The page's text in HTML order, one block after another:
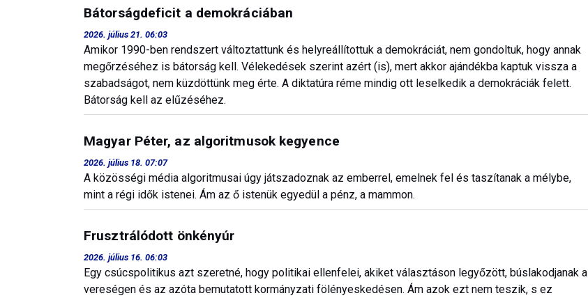
Bátorságdeficit a demokráciában
2026. július 21. 06:03
Amikor 1990-ben rendszert változtattunk és helyreállítottuk a demokráciát, nem gondoltuk, hogy annak
megőrzéséhez is bátorság kell. Vélekedések szerint azért (is), mert akkor ajándékba kaptuk vissza a
szabadságot, nem küzdöttünk meg érte. A diktatúra réme mindig ott leselkedik a demokráciák felett.
Bátorság kell az elűzéséhez.
Magyar Péter, az algoritmusok kegyence
2026. július 18. 07:07
A közösségi média algoritmusai úgy játszadoznak az emberrel, emelnek fel és taszítanak a mélybe,
mint a régi idők istenei. Ám az ő istenük egyedül a pénz, a mammon.
Frusztrálódott önkényúr
2026. július 16. 06:03
Egy csúcspolitikus azt szeretné, hogy politikai ellenfelei, akiket választáson legyőzött, búslakodjanak a
vereségen és az azóta bemutatott kormányzati fölényeskedésen. Ám azok ezt nem teszik, s ez